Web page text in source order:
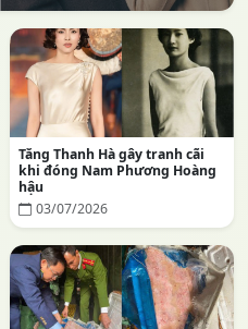
Tăng Thanh Hà gây tranh cãi
khi đóng Nam Phương Hoàng
hậu
03/07/2026